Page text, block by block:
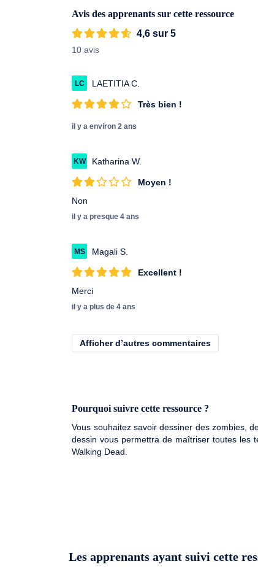
Avis des apprenants sur cette ressource
4,6 sur 5
10 avis
LC LAETITIA C.
Très bien !
il y a environ 2 ans
KW Katharina W.
Moyen !
Non
il y a presque 4 ans
MS Magali S.
Excellent !
Merci
il y a plus de 4 ans
Afficher d’autres commentaires
Pourquoi suivre cette ressource ?
Vous souhaitez savoir dessiner des zombies,
dessin vous permettra de maîtriser toutes les
Walking Dead.
Les apprenants ayant suivi cette